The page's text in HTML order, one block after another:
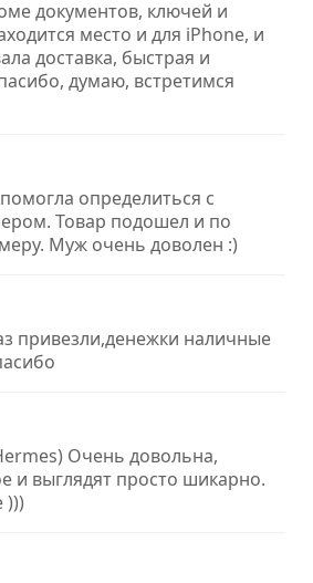
документов, ключей и
место и для iPhone, и
доставка, быстрая и
думаю, встретимся
определиться с
Товар подошел и по
Муж очень доволен :)
привезли,денежки наличные
Очень довольна,
и выглядят просто шикарно.
)))